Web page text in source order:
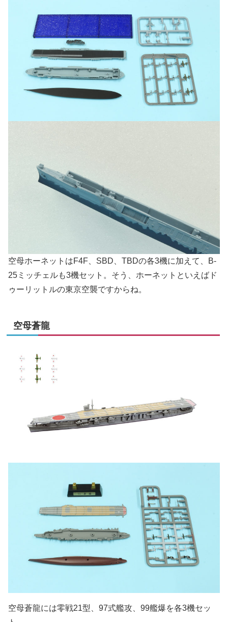
空母ホーネットはF4F、SBD、TBDの各3機に加えて、B-
25ミッチェルも3機セット。そう、ホーネットといえばド
ゥーリットルの東京空襲ですからね。
空母蒼龍
空母蒼龍には零戦21型、97式艦攻、99艦爆を各3機セッ